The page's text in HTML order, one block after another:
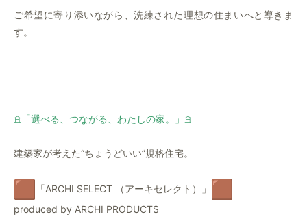
ご希望に寄り添いながら、洗練された理想の住まいへと導きま
す。
𖠿「選べる、つながる、わたしの家。」𖠿
建築家が考えた“ちょうどいい”規格住宅。
「ARCHI SELECT （アーキセレクト）」
produced by ARCHI PRODUCTS